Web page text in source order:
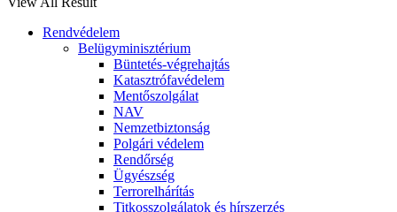
Rendvédelem
Belügyminisztérium
Büntetés-végrehajtás
Katasztrófavédelem
Mentőszolgálat
NAV
Nemzetbiztonság
Polgári védelem
Rendőrség
Ügyészség
Terrorelhárítás
Titkosszolgálatok és hírszerzés